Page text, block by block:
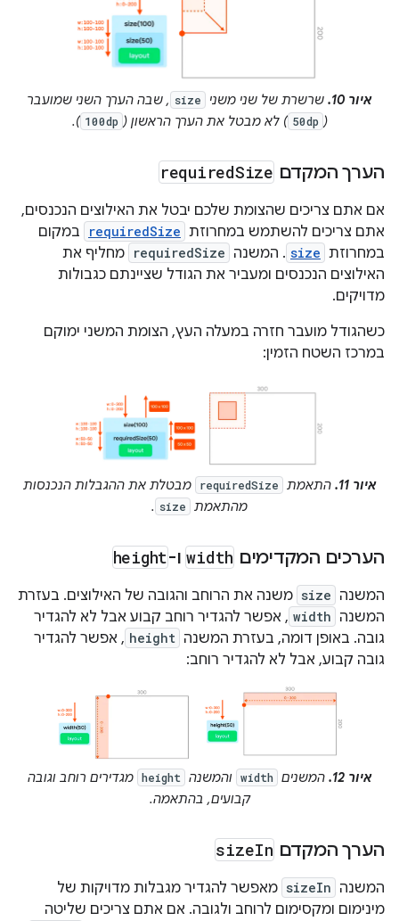
איור 10. שרשרת של שני משני size , שבה הערך השני שמועבר
(
50dp ) לא מבטל את הערך הראשון ( 100dp
).
הערך המקדם requiredSize
אם אתם צריכים שהצומת שלכם יבטל את האילוצים הנכנסים,
אתם צריכים להשתמש במחרוזת requiredSize
במקום
במחרוזת size . המשנה requiredSize מחליף את
האילוצים הנכנסים ומעביר את הגודל שציינתם כגבולות
מדויקים.
כשהגודל מועבר חזרה במעלה העץ, הצומת המשני ימוקם
במרכז השטח הזמין:
איור 11. התאמת requiredSize
מבטלת את ההגבלות הנכנסות
מהתאמת
size
.
הערכים המקדימים width ו-height
המשנה size משנה את הרוחב והגובה של האילוצים. בעזרת
המשנה width , אפשר להגדיר רוחב קבוע אבל לא להגדיר
גובה. באופן דומה, בעזרת המשנה height , אפשר להגדיר
גובה קבוע, אבל לא להגדיר רוחב:
איור 12. המשנים width והמשנה height מגדירים רוחב וגובה
קבועים, בהתאמה.
הערך המקדם sizeIn
המשנה sizeIn מאפשר להגדיר מגבלות מדויקות של
מינימום ומקסימום לרוחב ולגובה. אם אתם צריכים שליטה